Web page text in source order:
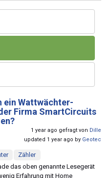
ein Wattwächter-
Firma SmartCircuits
1 year ago gefragt von Dille
updated 1 year ago by Geotec
Zähler
das oben genannte Lesegerät
Erfahrung mit Home